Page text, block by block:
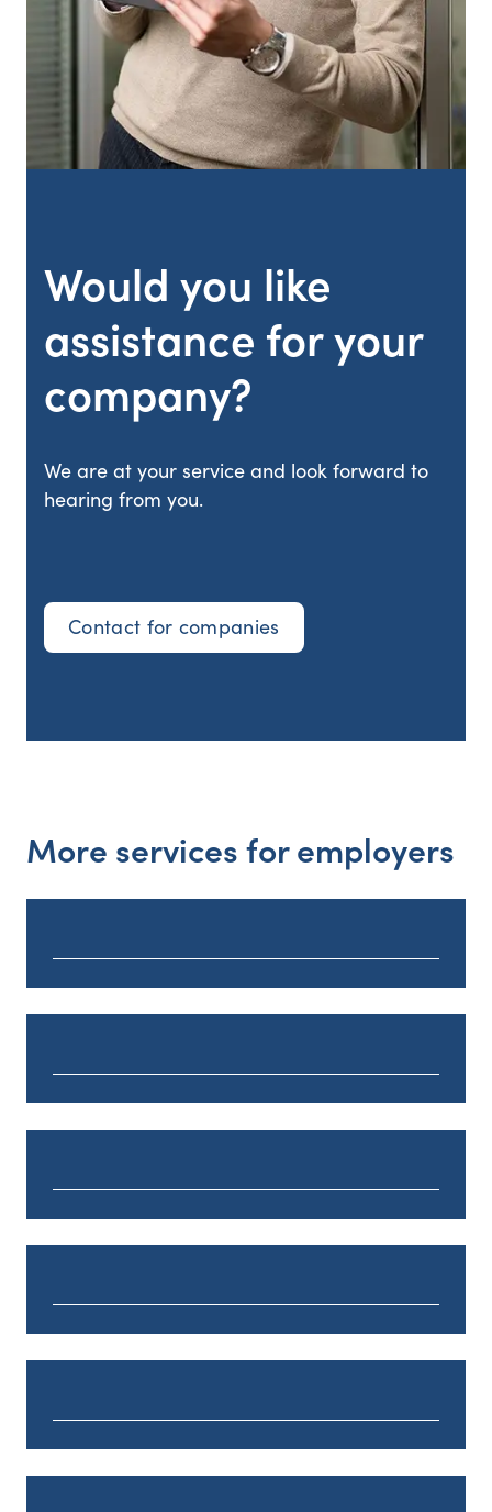
Would you like
assistance for your
company?
We are at your service and look forward to
hearing from you.
Contact for companies
More services for employers